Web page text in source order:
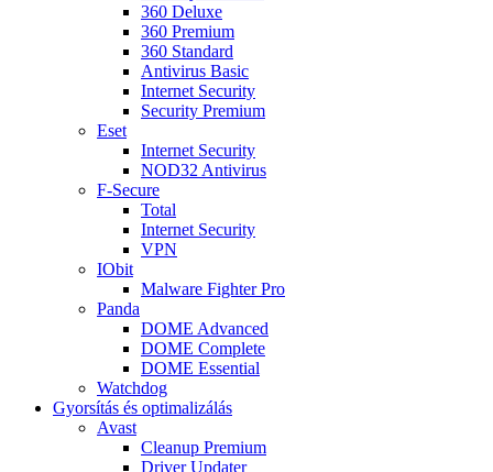
360 Deluxe
360 Premium
360 Standard
Antivirus Basic
Internet Security
Security Premium
Eset
Internet Security
NOD32 Antivirus
F-Secure
Total
Internet Security
VPN
IObit
Malware Fighter Pro
Panda
DOME Advanced
DOME Complete
DOME Essential
Watchdog
Gyorsítás és optimalizálás
Avast
Cleanup Premium
Driver Updater